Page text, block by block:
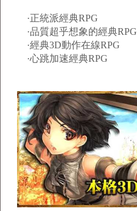
·正統派經典RPG
·品質超乎想象的經典RPG
·經典3D動作在線RPG
·心跳加速經典RPG